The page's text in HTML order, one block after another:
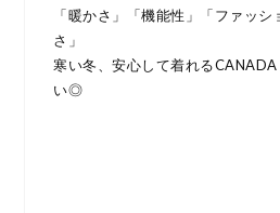
「暖かさ」「機能性」「ファッ
さ」
寒い冬、安心して着れる
い◎